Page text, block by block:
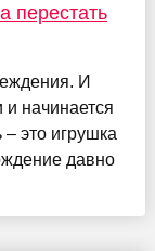
перестать
И
и начинается
это игрушка
давно